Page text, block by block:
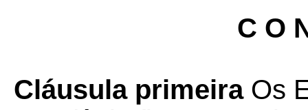
C O
Cláusula primeiraOs